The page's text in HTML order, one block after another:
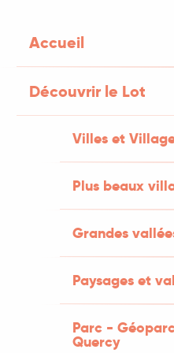
Accueil
Découvrir le Lot
Villes et
Plus beaux
Grandes
Paysages et
Parc -
Quercy
Arpège
Arpège
16 rue du Sucot, 46190
+1 PHOTO